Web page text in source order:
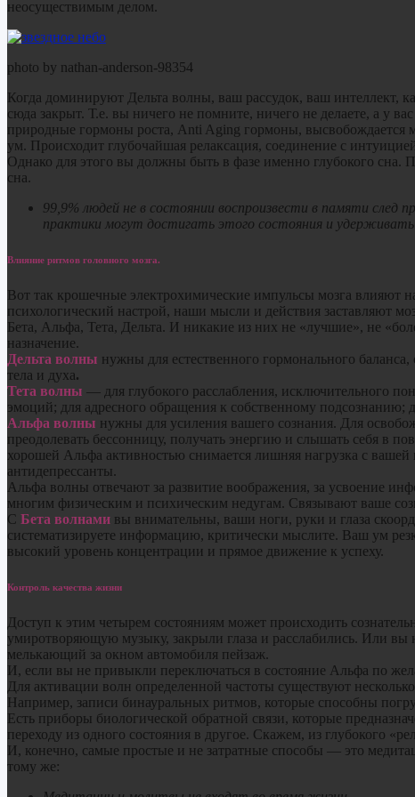
неосуществимым делом.
photo by nathan-anderson-98354
Когда доминируют Дельта волны, ваш рассудок, ваш интеллект,
сюда закрыт. Т.е. вы ничего не помните, ничего не делаете, а у
природные гормоны роста, Anti Aging гормоны, высвобождается
ум. Происходит глубочайшая релаксация, соединение с
Однако для этого вы должны быть в фазе именно глубокого сна.
сна.
99,9% людей не в состоянии воспроизвести в памяти след
практики могут достигать этого состояния и
Влияние ритмов головного мозга.
Вот так крошечные электрохимические импульсы мозга
психологический настрой, наши мысли и действия заставляют
Бета, Альфа, Тета, Дельта. И никакие из них не «лучшие», не
назначение.
Дельта волны нужны для естественного гормонального
тела и духа.
Тета волны — для глубокого расслабления, исключительного
эмоций; для адресного обращения к собственному
Альфа волны нужны для усиления вашего сознания. Для
преодолевать бессонницу, получать энергию и слышать себя в
хорошей Альфа активностью снимается лишняя нагрузка с
антидепрессанты.
Альфа волны отвечают за развитие воображения, за усвоение
многим физическим и психическим недугам. Связывают ваше
С Бета волнами вы внимательны, ваши ноги, руки и глаза
систематизируете информацию, критически мыслите. Ваш ум
высокий уровень концентрации и прямое движение к успеху.
Контроль качества жизни
Доступ к этим четырем состояниям может происходить
умиротворяющую музыку, закрыли глаза и расслабились. Или вы
мелькающий за окном автомобиля пейзаж.
И, если вы не привыкли переключаться в состояние Альфа по
Для активации волн определенной частоты существуют
Например, записи бинауральных ритмов, которые способны
Есть приборы биологической обратной связи, которые
переходу из одного состояния в другое. Скажем, из глубокого
И, конечно, самые простые и не затратные способы — это
тому же: